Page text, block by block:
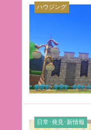
ハウジング
日常･発見･新情報